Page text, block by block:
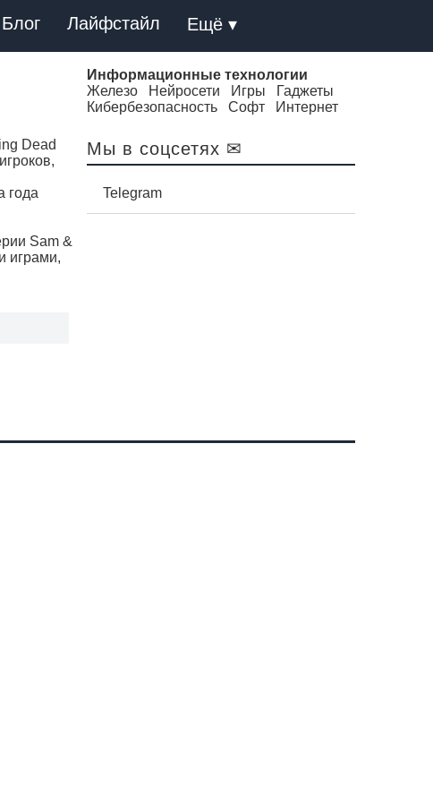
Блог Лайфстайл Ещё ▾
Dead
года
Sam &
играми,
Информационные технологии
Железо
Нейросети Игры
Гаджеты
Кибербезопасность
Софт Интернет
Мы в соцсетях ✉
Telegram